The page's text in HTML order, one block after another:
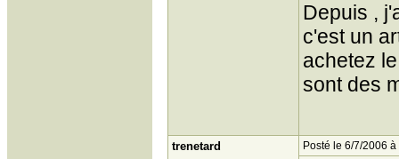
Depuis ,
c'est un
achetez
sont des
trenetard Posté le 6/7/2006